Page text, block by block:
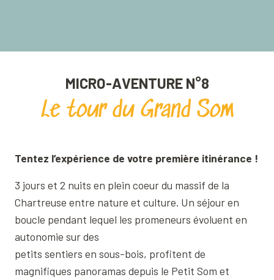
MICRO-AVENTURE N°8
Le tour du Grand Som
Tentez l’expérience de votre première itinérance !
3 jours et 2 nuits en plein coeur du massif de la
Chartreuse entre nature et culture. Un séjour en
boucle pendant lequel les promeneurs évoluent en
autonomie sur des
petits sentiers en sous-bois, profitent de
magnifiques panoramas depuis le Petit Som et